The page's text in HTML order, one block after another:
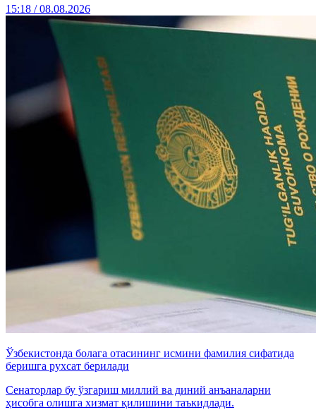
15:18 / 08.08.2026
Ўзбекистонда болага отасининг исмини фамилия сифатида
беришга рухсат берилади
Сенаторлар бу ўзгариш миллий ва диний анъаналарни
ҳисобга олишга хизмат қилишини таъкидлади.